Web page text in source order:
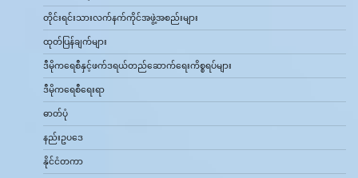
တိုင်းရင်းသားလက်နက်ကိုင်အဖွဲ့အစည်းများ
ထုတ်ပြန်ချက်များ
ဒီမိုကရေစီနှင့်ဖက်ဒရယ်တည်ဆောက်‌ရေးကိစ္စရပ်များ
ဒီမိုကရေစီရေးရာ
ဓာတ်ပုံ
နည်းဥပဒေ
နိုင်ငံတကာ